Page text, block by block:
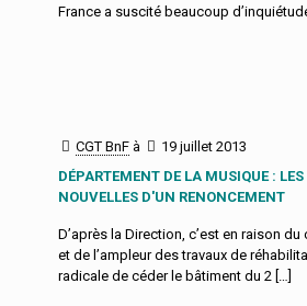
France a suscité beaucoup
CGT BnF à
19 juillet 2013
DÉPARTEMENT DE LA MUSIQUE : LES
NOUVELLES D'UN RENONCEMENT
D’après la Direction, c’est en raison
et de l’ampleur des travaux de
radicale de céder le bâtiment du 2 […]